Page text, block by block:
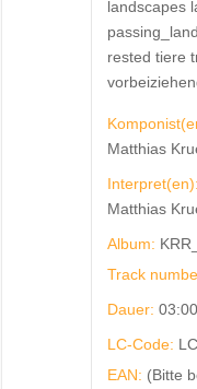
landscapes
rested tiere
Matthias
Interpret(en):
Matthias
Album:
Track
Dauer: 03:00
LC-Code:
EAN: (Bitte